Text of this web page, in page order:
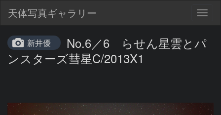
天体写真ギャラリー
新井優
No.6／6 らせん星雲とパ
ンスターズ彗星C/2013X1